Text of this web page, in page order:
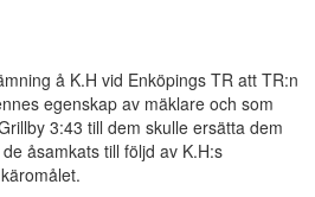
å K.H vid Enköpings TR att TR:n
egenskap av mäklare och som
3:43 till dem skulle ersätta dem
åsamkats till följd av K.H:s